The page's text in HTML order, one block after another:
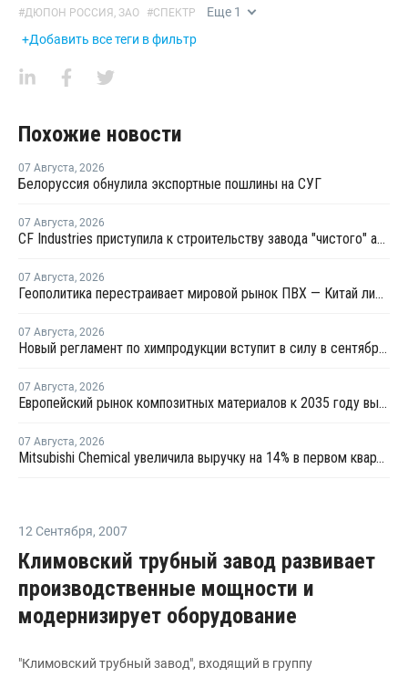
#ДЮПОН РОССИЯ, ЗАО #СПЕКТР Еще 1
+Добавить все теги в фильтр
Похожие новости
07 Августа, 2026
Белоруссия обнулила экспортные пошлины на СУГ
07 Августа, 2026
CF Industries приступила к строительству завода "чистого" аммиака за USD4 миллиарда
07 Августа, 2026
Геополитика перестраивает мировой рынок ПВХ — Китай лидирует в экспорте
07 Августа, 2026
Новый регламент по химпродукции вступит в силу в сентябре 2027 года
07 Августа, 2026
Европейский рынок композитных материалов к 2035 году вырастет до USD47,5 млрд
07 Августа, 2026
Mitsubishi Chemical увеличила выручку на 14% в первом квартале японского финансового года
12 Сентября, 2007
Климовский трубный завод развивает
производственные мощности и
модернизирует оборудование
"Климовский трубный завод", входящий в группу